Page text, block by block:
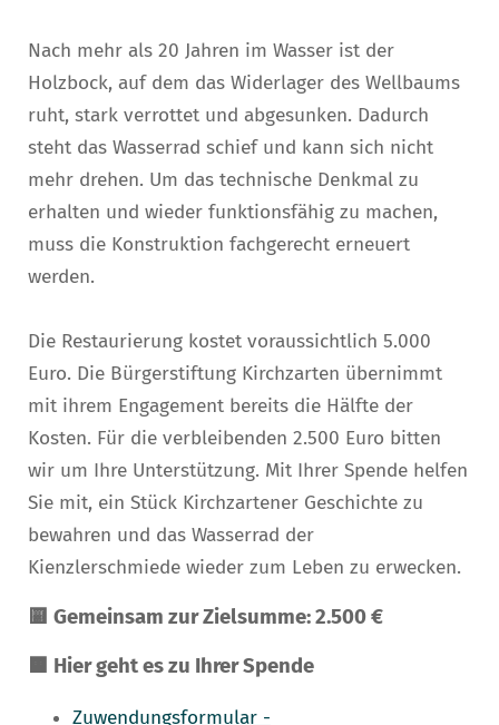
Nach mehr als 20 Jahren im Wasser ist der
Holzbock, auf dem das Widerlager des Wellbaums
ruht, stark verrottet und abgesunken. Dadurch
steht das Wasserrad schief und kann sich nicht
mehr drehen. Um das technische Denkmal zu
erhalten und wieder funktionsfähig zu machen,
muss die Konstruktion fachgerecht erneuert
werden.
Die Restaurierung kostet voraussichtlich 5.000
Euro. Die Bürgerstiftung Kirchzarten übernimmt
mit ihrem Engagement bereits die Hälfte der
Kosten. Für die verbleibenden 2.500 Euro bitten
wir um Ihre Unterstützung. Mit Ihrer Spende helfen
Sie mit, ein Stück Kirchzartener Geschichte zu
bewahren und das Wasserrad der
Kienzlerschmiede wieder zum Leben zu erwecken.
🟨 Gemeinsam zur Zielsumme: 2.500 €
🟧 Hier geht es zu Ihrer Spende
Zuwendungsformular -